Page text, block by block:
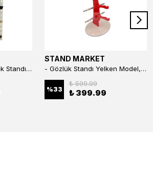
- Duvara Monte Gözlük Standı 56'li Pleksi Glass | 99x67 cm Gözlük Teşhir Standı
STAND MARKET
- Gözlük Standı Yelken Model, 5 Gözlük Kapasiteli Standı Kırmızı
%33
₺ 599.99
₺ 399.99